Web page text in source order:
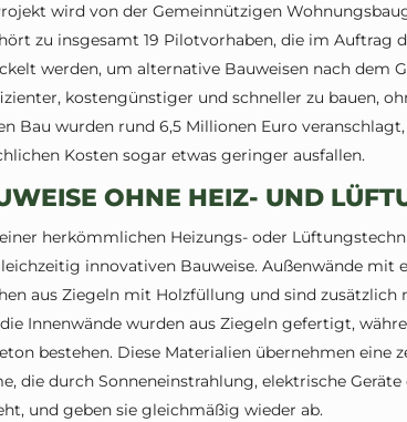
wird von der Gemeinnützigen
zu insgesamt 19 Pilotvorhaben, die im Auftrag
werden, um alternative Bauweisen nach dem
kostengünstiger und schneller zu bauen,
Bau wurden rund 6,5 Millionen Euro
Kosten sogar etwas geringer ausfallen.
OHNE HEIZ- UND
herkömmlichen Heizungs- oder
innovativen Bauweise. Außenwände mit
aus Ziegeln mit Holzfüllung und sind zusätzlich
Innenwände wurden aus Ziegeln gefertigt,
bestehen. Diese Materialien übernehmen eine
die durch Sonneneinstrahlung, elektrische
und geben sie gleichmäßig wieder ab.